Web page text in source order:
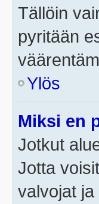
Tällöin
pyritään
Ylös
Miksi en
Jotkut
Jotta
valvojat